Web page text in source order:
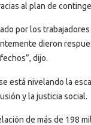
al plan de
por los
dieron
dijo.
está nivelando la
y la justicia social.
de más de 198